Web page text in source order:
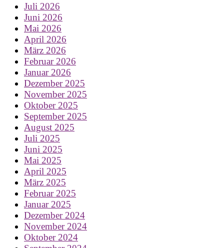
Juli 2026
Juni 2026
Mai 2026
April 2026
März 2026
Februar 2026
Januar 2026
Dezember 2025
November 2025
Oktober 2025
September 2025
August 2025
Juli 2025
Juni 2025
Mai 2025
April 2025
März 2025
Februar 2025
Januar 2025
Dezember 2024
November 2024
Oktober 2024